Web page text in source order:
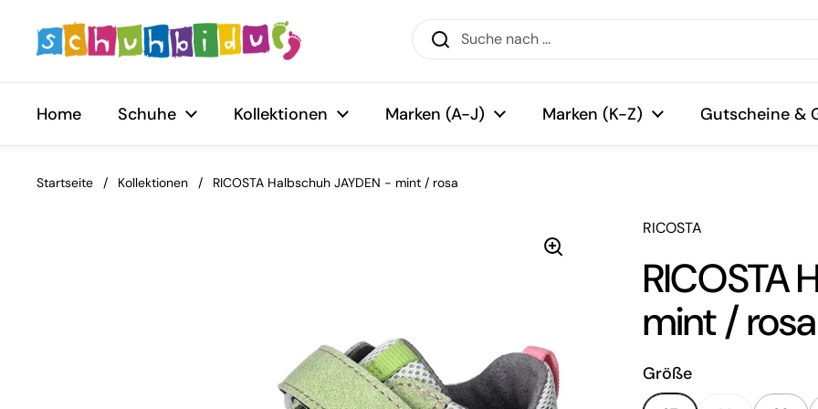
Home Schuhe Kollektionen Marken (A-J) Marken (K-Z) Gutscheine &
Startseite / Kollektionen / RICOSTA Halbschuh JAYDEN - mint / rosa
RICOSTA
RICOSTA
mint / rosa
Größe